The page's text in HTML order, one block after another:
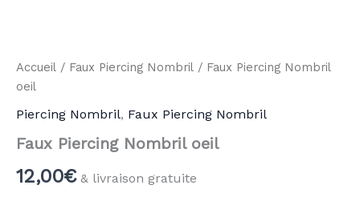
Accueil / Faux Piercing Nombril / Faux Piercing Nombril
oeil
Piercing Nombril, Faux Piercing Nombril
Faux Piercing Nombril oeil
12,00€ & livraison gratuite